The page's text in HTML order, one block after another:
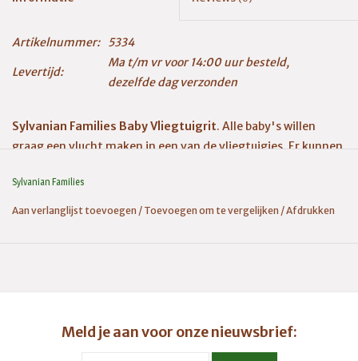
Artikelnummer: 5334
Levertijd:
Ma t/m vr voor 14:00 uur besteld,
dezelfde dag verzonden
Sylvanian Families Baby Vliegtuigrit. Alle baby's willen
graag een vlucht maken in een van de vliegtuigjes. Er kunnen
Sylvanian Families
Aan verlanglijst toevoegen / Toevoegen om te vergelijken /Afdrukken
Meld je aan voor onze nieuwsbrief: